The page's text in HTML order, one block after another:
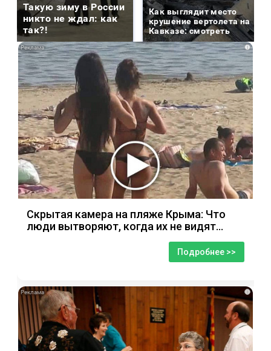
Такую зиму в России
никто не ждал: как
так?!
Как выглядит место
крушение вертолета на
Кавказе: смотреть
i
Скрытая камера на пляже Крыма: Что
люди вытворяют, когда их не видят...
Подробнее >>
i